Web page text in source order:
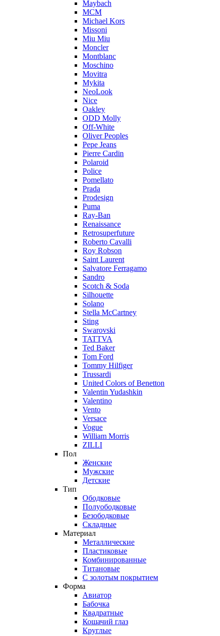
Maybach
MCM
Michael Kors
Missoni
Miu Miu
Moncler
Montblanc
Moschino
Movitra
Mykita
NeoLook
Nice
Oakley
ODD Molly
Off-White
Oliver Peoples
Pepe Jeans
Pierre Cardin
Polaroid
Police
Pomellato
Prada
Prodesign
Puma
Ray-Ban
Renaissance
Retrosuperfuture
Roberto Cavalli
Roy Robson
Saint Laurent
Salvatore Ferragamo
Sandro
Scotch & Soda
Silhouette
Solano
Stella McCartney
Sting
Swarovski
TATTVA
Ted Baker
Tom Ford
Tommy Hilfiger
Trussardi
United Colors of Benetton
Valentin Yudashkin
Valentino
Vento
Versace
Vogue
William Morris
ZILLI
Пол
Женские
Мужские
Детские
Тип
Ободковые
Полуободковые
Безободковые
Складные
Материал
Металлические
Пластиковые
Комбинированные
Титановые
С золотым покрытием
Форма
Авиатор
Бабочка
Квадратные
Кошачий глаз
Круглые